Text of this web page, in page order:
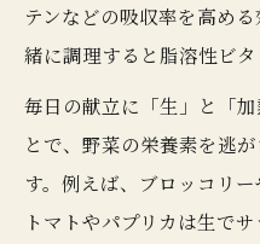
テンなどの吸収率を高め
緒に調理すると脂溶性ビタ
毎日の献立に「生」と「
とで、野菜の栄養素を逃
す。例えば、ブロッコリ
トマトやパプリカは生で